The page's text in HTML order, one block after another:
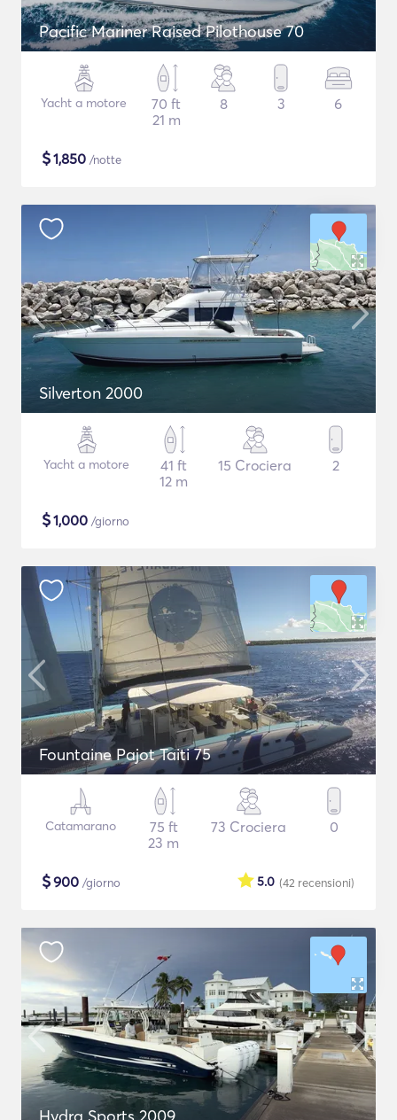
Pacific Mariner Raised Pilothouse 70
Yacht a motore
70 ft
21 m
8 3 6
$1,850 /notte
Silverton 2000
Yacht a motore
41 ft
12 m
15 Crociera 2
$1,000 /giorno
Fountaine Pajot Taiti 75
Catamarano
75 ft
23 m
73 Crociera 0
$900 /giorno (42 recensioni)
5.0